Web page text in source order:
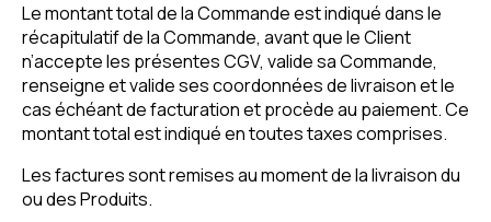
Le montant total de la Commande est indiqué dans le
récapitulatif de la Commande, avant que le Client
n’accepte les présentes CGV, valide sa Commande,
renseigne et valide ses coordonnées de livraison et le
cas échéant de facturation et procède au paiement. Ce
montant total est indiqué en toutes taxes comprises.
Les factures sont remises au moment de la livraison du
ou des Produits.